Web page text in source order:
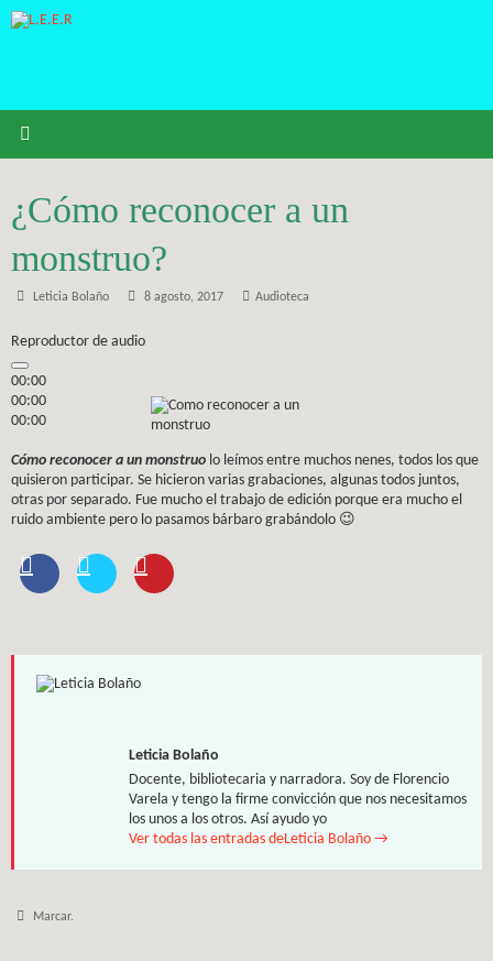
Saltar
¿Cómo reconocer a un
monstruo?
Leticia Bolaño 8 agosto, 2017 Audioteca
Reproductor de audio
00:00
00:00
00:00
Cómo reconocer a un monstruo lo leímos entre muchos nenes, todos los que
quisieron participar. Se hicieron varias grabaciones, algunas todos juntos,
otras por separado. Fue mucho el trabajo de edición porque era mucho el
ruido ambiente pero lo pasamos bárbaro grabándolo 😉
Leticia Bolaño
Docente, bibliotecaria y narradora. Soy de Florencio
Varela y tengo la firme convicción que nos necesitamos
los unos a los otros. Así ayudo yo
Ver todas las entradas deLeticia Bolaño →
Marcar.